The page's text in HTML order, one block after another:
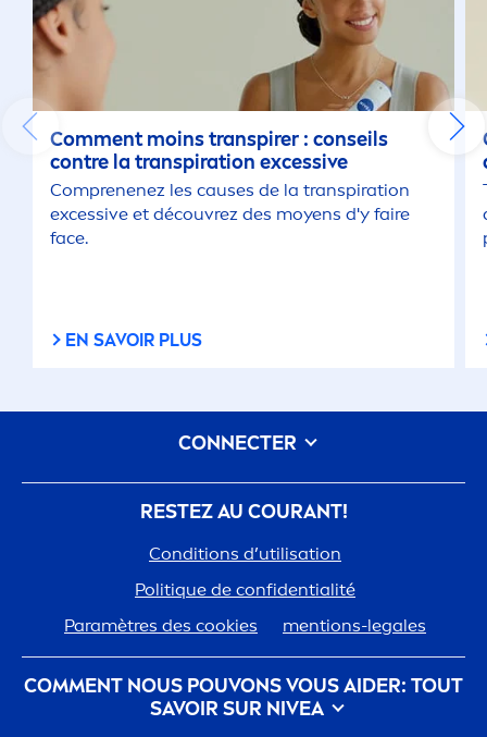
Comment moins transpirer : conseils
contre la transpiration excessive
Comprenenez les causes de la transpiration
excessive et découvrez des moyens d'y faire
face.
EN SAVOIR PLUS
RESTEZ AU COURANT!
Conditions d’utilisation
Politique de confidentialité
Paramètres des cookies
mentions-legales
COMMENT NOUS POUVONS VOUS AIDER: TOUT
SAVOIR SUR NIVEA
CONNECTER